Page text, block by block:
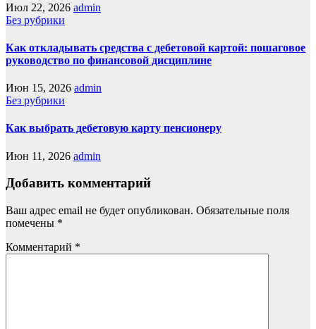
Июл 22, 2026 admin
Без рубрики
Как откладывать средства с дебетовой картой: пошаговое
руководство по финансовой дисциплине
Июн 15, 2026 admin
Без рубрики
Как выбрать дебетовую карту пенсионеру
Июн 11, 2026 admin
Добавить комментарий
Ваш адрес email не будет опубликован. Обязательные поля
помечены *
Комментарий *